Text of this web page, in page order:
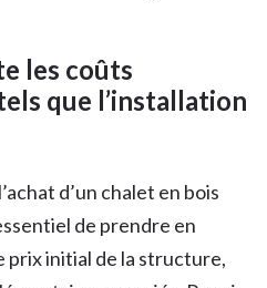
les coûts
que l’installation
d’un chalet en bois
de prendre en
prix initial de la structure,